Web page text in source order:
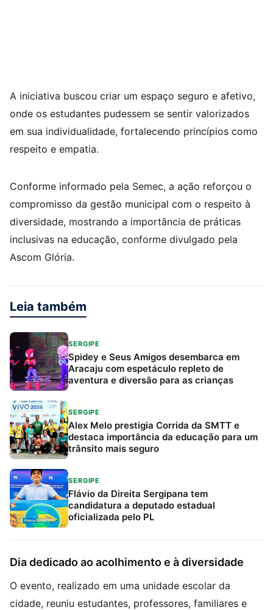
A iniciativa buscou criar um espaço seguro e afetivo,
onde os estudantes pudessem se sentir valorizados
em sua individualidade, fortalecendo princípios como
respeito e empatia.
Conforme informado pela Semec, a ação reforçou o
compromisso da gestão municipal com o respeito à
diversidade, mostrando a importância de práticas
inclusivas na educação, conforme divulgado pela
Ascom Glória.
Leia também
SERGIPE
Spidey e Seus Amigos desembarca em
Aracaju com espetáculo repleto de
aventura e diversão para as crianças
SERGIPE
Alex Melo prestigia Corrida da SMTT e
destaca importância da educação para um
trânsito mais seguro
SERGIPE
Flávio da Direita Sergipana tem
candidatura a deputado estadual
oficializada pelo PL
Dia dedicado ao acolhimento e à diversidade
O evento, realizado em uma unidade escolar da
cidade, reuniu estudantes, professores, familiares e